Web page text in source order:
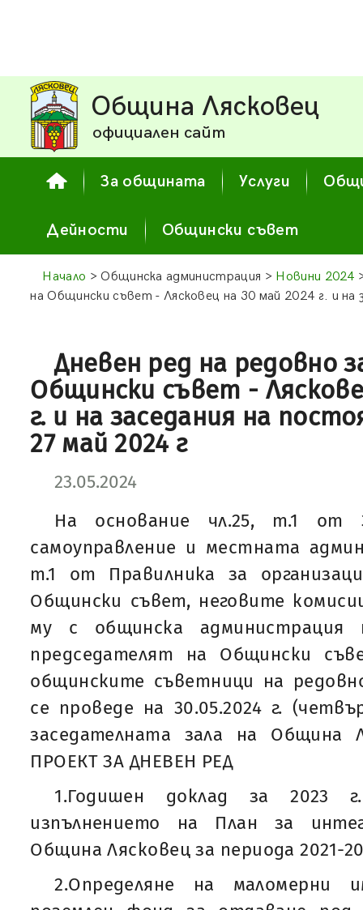
Община Лясковец
официален сайт
За общината Услуги
Дейности Общински съвет
Начало > Общинска администрация > Новини 2024
на Общински съвет - Лясковец на 30 май 2024 г. и на
Дневен ред на редовно
Общински съвет -
г. и на заседания на
27 май 2024 г
23.05.2024
На основание чл.25, т.1 от
самоуправление и местната
т.1 от Правилника за
Общински съвет, неговите
му с общинска администрация
председателят на Общински
общинските съветници на
се проведе на 30.05.2024 г.
заседателната зала на Община
ПРОЕКТ ЗА ДНЕВЕН РЕД
1.Годишен доклад за 2023
изпълнението на План за
Община Лясковец за периода 2021-
2.Определяне на маломерни